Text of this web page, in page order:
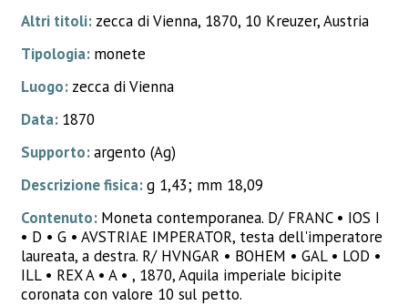
Altri titoli: zecca di Vienna, 1870, 10 Kreuzer, Austria
Tipologia: monete
Luogo: zecca di Vienna
Data: 1870
Supporto:argento (Ag)
Descrizione fisica:g 1,43; mm 18,09
Contenuto: Moneta contemporanea. D/ FRANC • IOS I
• D • G • AVSTRIAE IMPERATOR, testa dell'imperatore
laureata, a destra. R/ HVNGAR • BOHEM • GAL • LOD •
ILL • REX A • A • , 1870, Aquila imperiale bicipite
coronata con valore 10 sul petto.